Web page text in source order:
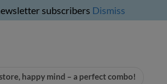
subscribers Dismiss
happy mind – a perfect combo!